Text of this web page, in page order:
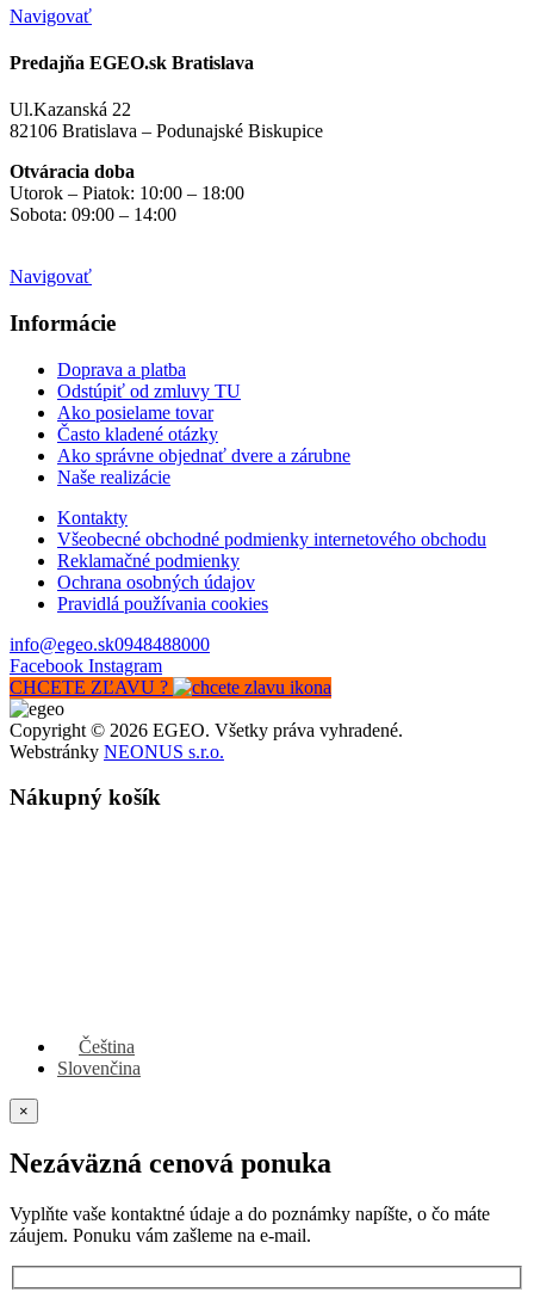
Navigovať
Predajňa EGEO.sk Bratislava
Ul.Kazanská 22
82106 Bratislava – Podunajské Biskupice
Otváracia doba
Utorok – Piatok: 10:00 – 18:00
Sobota: 09:00 – 14:00
Navigovať
Informácie
Doprava a platba
Odstúpiť od zmluvy TU
Ako posielame tovar
Často kladené otázky
Ako správne objednať dvere a zárubne
Naše realizácie
Kontakty
Všeobecné obchodné podmienky internetového obchodu
Reklamačné podmienky
Ochrana osobných údajov
Pravidlá používania cookies
info@egeo.sk0948488000
Facebook Instagram
CHCETE ZĽAVU ?
Copyright © 2026 EGEO. Všetky práva vyhradené.
Webstránky NEONUS s.r.o.
Nákupný košík
Čeština
Slovenčina
×
Nezáväzná cenová ponuka
Vyplňte vaše kontaktné údaje a do poznámky napíšte, o čo máte
záujem. Ponuku vám zašleme na e-mail.